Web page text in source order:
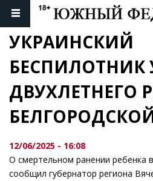
УКРАИНСКИЙ
БЕСПИЛОТНИК
ДВУХЛЕТНЕГО
12/06/2025 - 16:08
О смертельном ранении ребенка
сообщил губернатор региона